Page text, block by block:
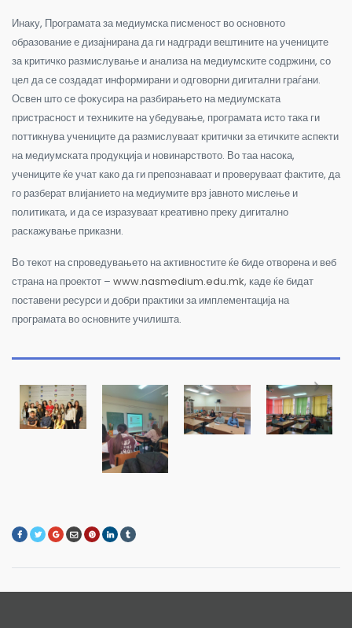
Инаку, Програмата за медиумска писменост во основното
образование е дизајнирана да ги надгради вештините на учениците
за критичко размислување и анализа на медиумските содржини, со
цел да се создадат информирани и одговорни дигитални граѓани.
Освен што се фокусира на разбирањето на медиумската
пристрасност и техниките на убедување, програмата исто така ги
поттикнува учениците да размислуваат критички за етичките аспекти
на медиумската продукција и новинарството. Во таа насока,
учениците ќе учат како да ги препознаваат и проверуваат фактите, да
го разберат влијанието на медиумите врз јавното мислење и
политиката, и да се изразуваат креативно преку дигитално
раскажување приказни.
Во текот на спроведувањето на активностите ќе биде отворена и веб
страна на проектот – www.nasmedium.edu.mk, каде ќе бидат
поставени ресурси и добри практики за имплементација на
програмата во основните училишта.